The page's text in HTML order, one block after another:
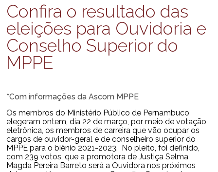
Confira o resultado das
eleições para Ouvidoria e
Conselho Superior do
MPPE
*Com informações da Ascom MPPE
Os membros do Ministério Público de Pernambuco
elegeram ontem, dia 22 de março, por meio de votação
eletrônica, os membros de carreira que vão ocupar os
cargos de ouvidor-geral e de conselheiro superior do
MPPE para o biênio 2021-2023. No pleito, foi definido,
com 239 votos, que a promotora de Justiça Selma
Magda Pereira Barreto será a Ouvidora nos próximos